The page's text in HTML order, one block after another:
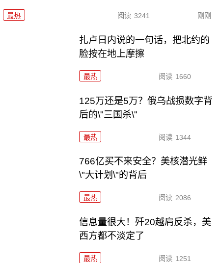
最热 阅读 3241 刚刚
扎卢日内说的一句话，把北约的
脸按在地上摩擦
最热 阅读 1660
125万还是5万？俄乌战损数字背
后的\"三国杀\"
最热 阅读 1344
766亿买不来安全？美核潜光鲜
\"大计划\"的背后
最热 阅读 2086
信息量很大！歼20越肩反杀，美
西方都不淡定了
最热 阅读 1251